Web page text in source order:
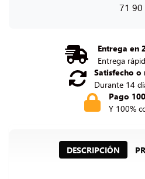
71 90
Entrega en
Entrega
Satisfecho
Durante 14
Pago
Y 100%
DESCRIPCIÓN